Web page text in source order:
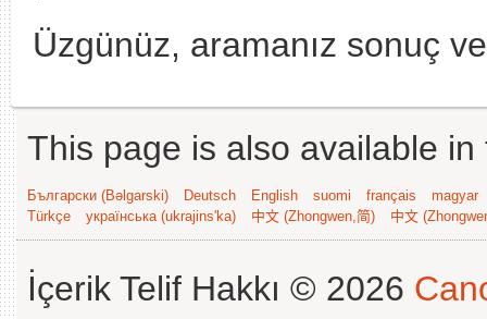
Üzgünüz, aramanız sonuç
This page is also available
Български (Bəlgarski) Deutsch English suomi français
magyar
Türkçe
українська (ukrajins'ka) 中文 (Zhongwen,简) 中文
İçerik Telif Hakkı © 2026